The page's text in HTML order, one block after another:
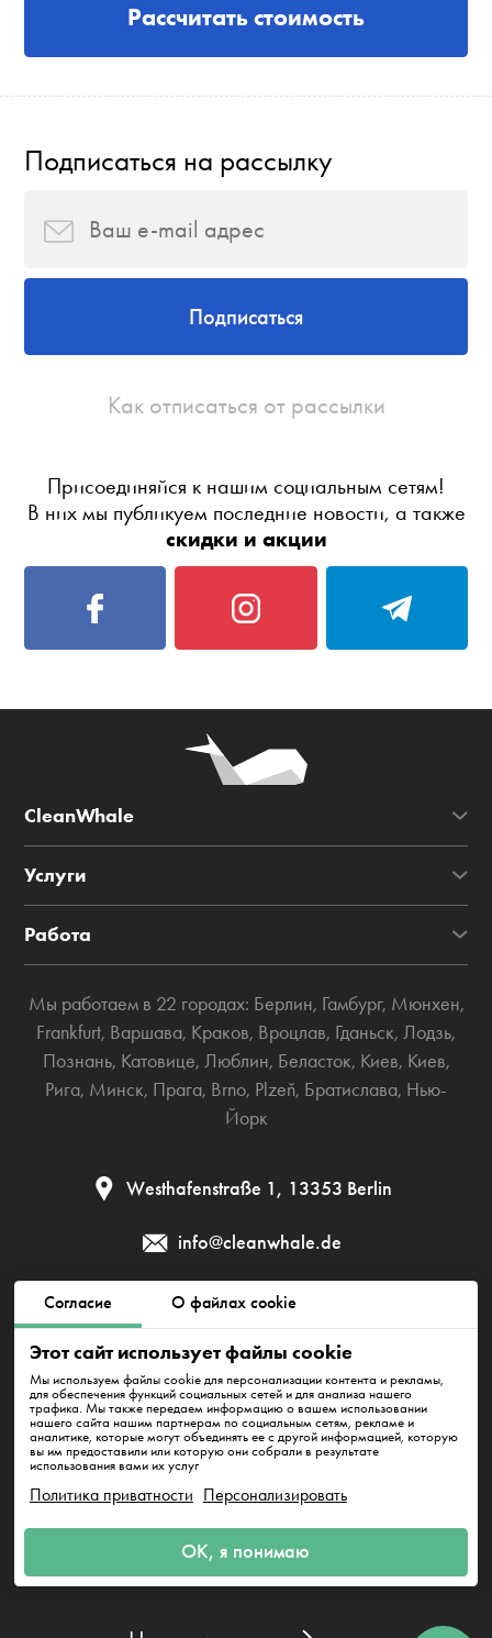
Согласие О файлах cookie
Этот сайт использует файлы cookie
Мы используем файлы cookie для персонализации контента и рекламы,
для обеспечения функций социальных сетей и для анализа нашего
трафика. Мы также передаем информацию о вашем использовании
нашего сайта нашим партнерам по социальным сетям, рекламе и
аналитике, которые могут объединять ее с другой информацией, которую
вы им предоставили или которую они собрали в результате
использования вами их услуг
Политика приватности Персонализировать
ОК, я понимаю
Рассчитать стоимость
Подписаться на рассылку
Подписаться
Как отписаться от рассылки
Присоединяйся к нашим социальным сетям!
В них мы публикуем последние новости, а также
скидки и акции
CleanWhale
Услуги
Работа
Мы работаем в 22 городах: Берлин, Гамбург, Мюнхен,
Frankfurt, Варшава, Краков, Вроцлав, Гданьск, Лодзь,
Познань, Катовице, Люблин, Беласток, Киев, Киев,
Рига, Минск, Прага, Brno, Plzeň, Братислава, Нью-
Йорк
Westhafenstraße 1, 13353 Berlin
info@cleanwhale.de
Публичный договор
Политика использования файлов cookie
CleanWhale GmbH, HRB 240046 B, DE353460818
Westhafenstraße 1, 13353 Berlin